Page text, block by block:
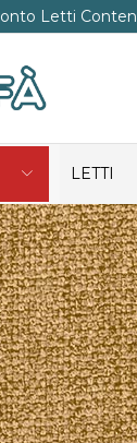
Letti
LETTI